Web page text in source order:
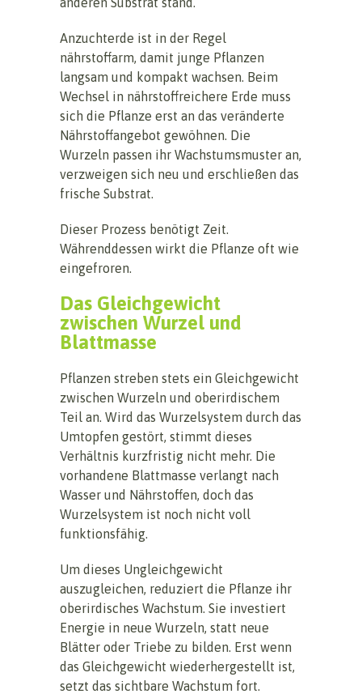
Anzuchterde ist in der Regel
nährstoffarm, damit junge Pflanzen
langsam und kompakt wachsen. Beim
Wechsel in nährstoffreichere Erde muss
sich die Pflanze erst an das veränderte
Nährstoffangebot gewöhnen. Die
Wurzeln passen ihr Wachstumsmuster an,
verzweigen sich neu und erschließen das
frische Substrat.
Dieser Prozess benötigt Zeit.
Währenddessen wirkt die Pflanze oft wie
eingefroren.
Das Gleichgewicht
zwischen Wurzel und
Blattmasse
Pflanzen streben stets ein Gleichgewicht
zwischen Wurzeln und oberirdischem
Teil an. Wird das Wurzelsystem durch das
Umtopfen gestört, stimmt dieses
Verhältnis kurzfristig nicht mehr. Die
vorhandene Blattmasse verlangt nach
Wasser und Nährstoffen, doch das
Wurzelsystem ist noch nicht voll
funktionsfähig.
Um dieses Ungleichgewicht
auszugleichen, reduziert die Pflanze ihr
oberirdisches Wachstum. Sie investiert
Energie in neue Wurzeln, statt neue
Blätter oder Triebe zu bilden. Erst wenn
das Gleichgewicht wiederhergestellt ist,
setzt das sichtbare Wachstum fort.